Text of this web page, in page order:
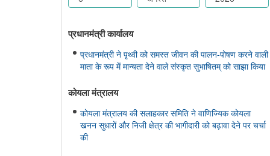
प्रधानमंत्री कार्यालय
प्रधानमंत्री ने पृथ्वी को समस्त जीवन की पालन-पोषण करने वाली
माता के रूप में मान्यता देने वाले संस्कृत सुभाषितम् को साझा किया
कोयला मंत्रालय
कोयला मंत्रालय की सलाहकार समिति ने वाणिज्यिक कोयला
खनन सुधारों और निजी क्षेत्र की भागीदारी को बढ़ावा देने पर चर्चा
की